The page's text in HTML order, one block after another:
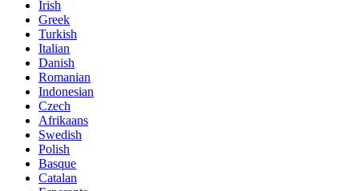
Irish
Greek
Turkish
Italian
Danish
Romanian
Indonesian
Czech
Afrikaans
Swedish
Polish
Basque
Catalan